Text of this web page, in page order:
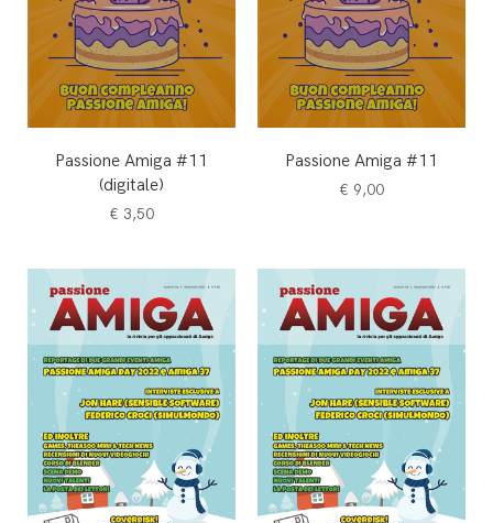
Passione Amiga #11
(digitale)
€ 3,50
Passione Amiga #11
€ 9,00